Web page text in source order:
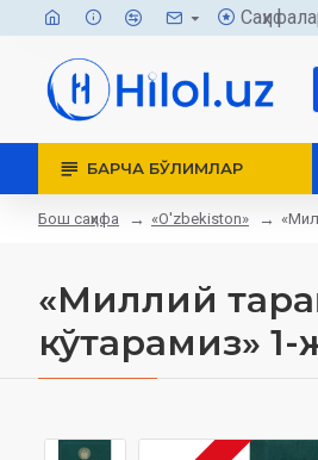
БАРЧА БЎЛИМЛАР
Бош саҳифа «O'zbekiston»
«Миллий
кўтарамиз»